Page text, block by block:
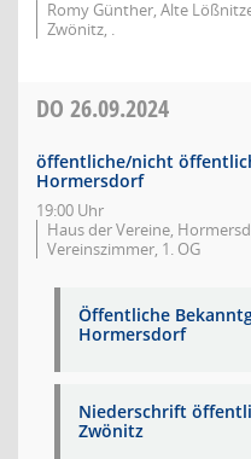
Romy Günther, Alte
Zwönitz, .
DO 26.09.2024
öffentliche/nicht
Hormersdorf
19:00 Uhr
Haus der Vereine,
Vereinszimmer, 1. OG
Öffentliche
Hormersdorf
Niederschrift
Zwönitz